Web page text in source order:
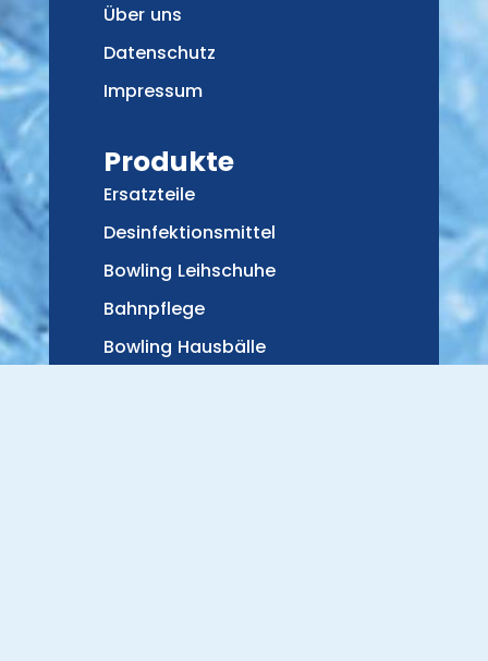
Über uns
Datenschutz
Impressum
Produkte
Ersatzteile
Desinfektionsmittel
Bowling Leihschuhe
Bahnpflege
Bowling Hausbälle